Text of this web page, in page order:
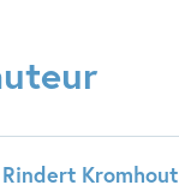
Rindert Kromhout